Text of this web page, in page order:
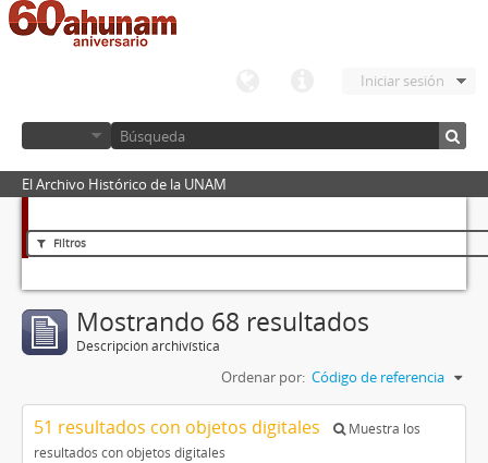
Iniciar sesión
El Archivo Histórico de la UNAM
Filtros
Mostrando 68 resultados
Descripción archivística
Ordenar por: Código de referencia
51 resultados con objetos digitales
Muestra los
resultados con objetos digitales